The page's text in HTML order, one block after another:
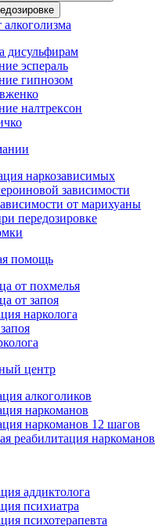
дисульфирам
эспераль
гипнозом
налтрексон
наркозависимых
зависимости
от марихуаны
передозировке
помощь
от похмелья
от запоя
нарколога
центр
алкоголиков
наркоманов
наркоманов 12 шагов
реабилитация наркоманов
аддиктолога
психиатра
психотерапевта